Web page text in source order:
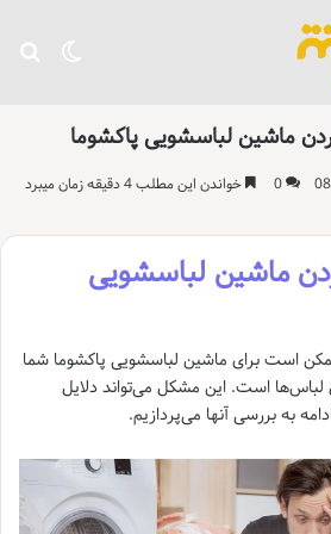
تغییر
ماشین لباسشویی پاکشوما
0 خواندن این مطلب 4 دقیقه زمان میبرد
ماشین لباسشویی
است برای ماشین لباسشویی پاکشوما شما
است. این مشکل می‌تواند دلایل
به بررسی آنها می‌پردازیم.